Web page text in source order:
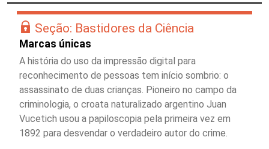
Seção: Bastidores da Ciência
Marcas únicas
A história do uso da impressão digital para
reconhecimento de pessoas tem início sombrio: o
assassinato de duas crianças. Pioneiro no campo da
criminologia, o croata naturalizado argentino Juan
Vucetich usou a papiloscopia pela primeira vez em
1892 para desvendar o verdadeiro autor do crime.